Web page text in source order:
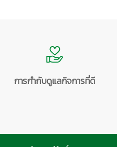
การกำกับดูแลกิจการที่ดี